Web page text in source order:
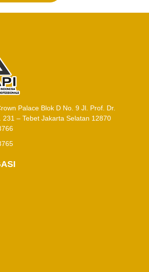
Palace Blok D No. 9 Jl. Prof. Dr.
231 – Tebet Jakarta Selatan 12870